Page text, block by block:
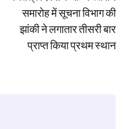
समारोह में सूचना विभाग की
झांकी ने लगातार तीसरी बार
प्राप्त किया प्रथम स्थान